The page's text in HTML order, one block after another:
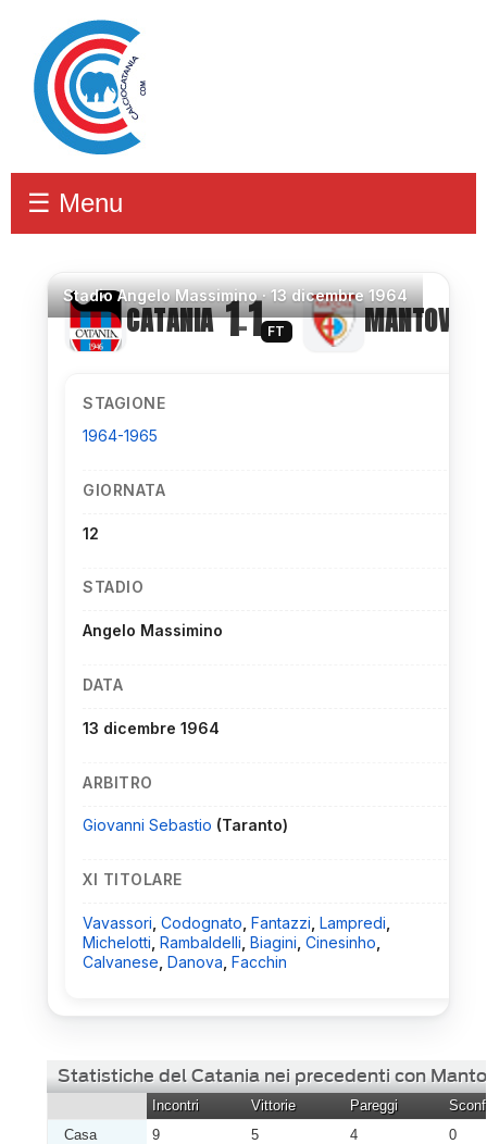
☰ Menu
StadioAngelo Massimino ·13 dicembre 1964
CATANIA 1–1 FT MANTOVA
STAGIONE
1964-1965
GIORNATA
12
STADIO
Angelo Massimino
DATA
13 dicembre 1964
ARBITRO
Giovanni Sebastio (Taranto)
XI TITOLARE
Vavassori Codognato Fantazzi Lampredi
Michelotti Rambaldelli Biagini Cinesinho
Calvanese Danova Facchin
Statistiche del Catania nei precedenti con
Incontri Vittorie Pareggi
Casa
9 5 4
0